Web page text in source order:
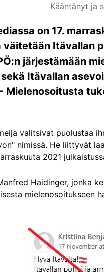
Kääntänyt ja
on 17.
Itävallan
järjestämään
Itävallan
Mielenosoitusta
valitsivat puolustaa
nimissä. He liittyvät
2021
Haidinger, jonka
mielenosoitukseen